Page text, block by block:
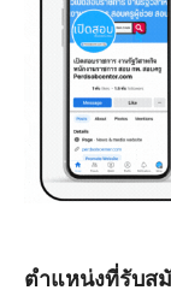
ตําแหน่งที่รับส